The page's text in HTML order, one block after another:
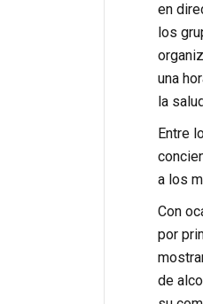
en
los
una
la
Entre
a los
Con
por
de